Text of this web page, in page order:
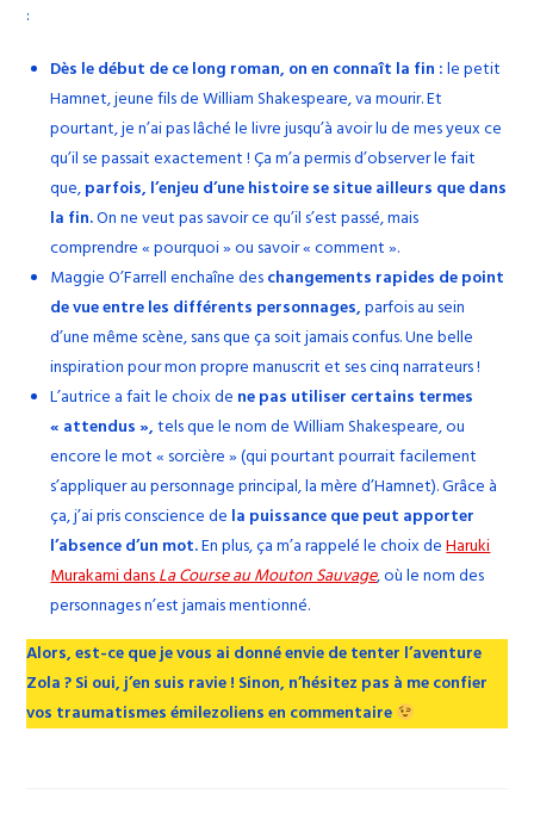
:
Dès le début de ce long roman, on en connaît la fin :le petit
Hamnet, jeune fils de William Shakespeare, va mourir. Et
pourtant, je n’ai pas lâché le livre jusqu’à avoir lu de mes yeux ce
qu’il se passait exactement ! Ça m’a permis d’observer le fait
que, parfois, l’enjeu d’une histoire se situe ailleurs que dans
la fin.On ne veut pas savoir ce qu’il s’est passé, mais
comprendre « pourquoi » ou savoir « comment ».
Maggie O’Farrell enchaîne des changements rapides de point
de vue entre les différents personnages, parfois au sein
d’une même scène, sans que ça soit jamais confus. Une belle
inspiration pour mon propre manuscrit et ses cinq narrateurs !
L’autrice a fait le choix de ne pas utiliser certains termes
« attendus », tels que le nom de William Shakespeare, ou
encore le mot « sorcière » (qui pourtant pourrait facilement
s’appliquer au personnage principal, la mère d’Hamnet). Grâce à
ça, j’ai pris conscience de la puissance que peut apporter
l’absence d’un mot.En plus, ça m’a rappelé le choix deHaruki
Murakami dansLa Course au Mouton Sauvage, où le nom des
personnages n’est jamais mentionné.
Alors, est-ce que je vous ai donné envie de tenter l’aventure
Zola ? Si oui, j’en suis ravie ! Sinon, n’hésitez pas à me confier
vos traumatismes émilezoliens en commentaire